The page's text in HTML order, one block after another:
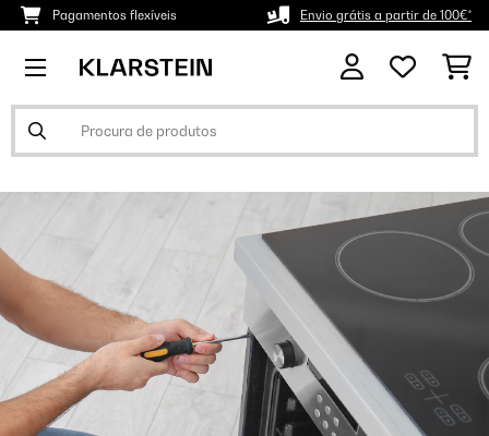
Pagamentos flexíveis Envio grátis a partir de 100€*